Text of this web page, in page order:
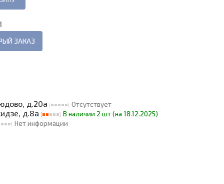
ЗАКАЗ
д.20а
Отсутствует
д.8а В наличии 2 шт (на 18.12.2025)
Нет информации